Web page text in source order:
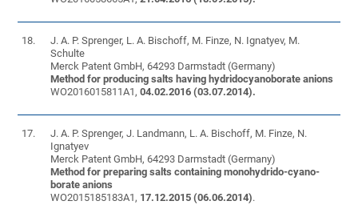
18.
J. A. P. Sprenger, L. A. Bischoff, M. Finze, N. Ignatyev, M.
Schulte
Merck Patent GmbH, 64293 Darmstadt (Germany)
Method for producing salts having hydridocyanoborate anions
WO2016015811A1,04.02.2016 (03.07.2014).
17.
J. A. P. Sprenger, J. Landmann, L. A. Bischoff, M. Finze, N.
Ignatyev
Merck Patent GmbH, 64293 Darmstadt (Germany)
Method for preparing salts containing monohydrido-cyano-
borate anions
WO2015185183A1, 17.12.2015 (06.06.2014).